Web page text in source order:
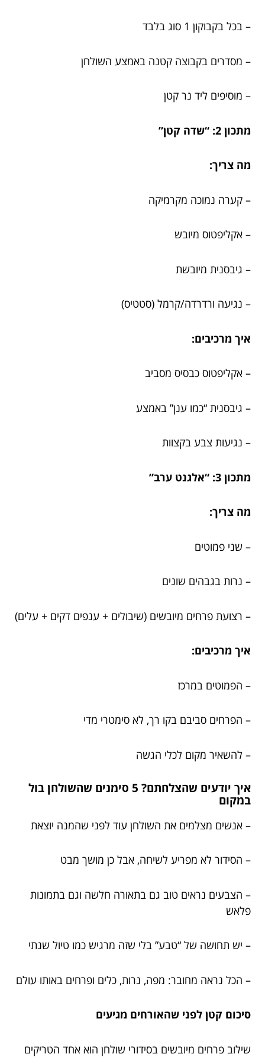
– בכל בקבוקון 1 סוג בלבד
– מסדרים בקבוצה קטנה באמצע השולחן
– מוסיפים ליד נר קטן
מתכון 2: “שדה קטן”
מה צריך:
– קערה נמוכה מקרמיקה
– אקליפטוס מיובש
– גיבסנית מיובשת
– נגיעה ורדרדה/קרמל (סטטיס)
איך מרכיבים:
– אקליפטוס כבסיס מסביב
– גיבסנית “כמו ענן” באמצע
– נגיעות צבע בקצוות
מתכון 3: “אלגנט ערב”
מה צריך:
– שני פמוטים
– נרות בגבהים שונים
– רצועת פרחים מיובשים (שיבולים + ענפים דקים + עלים)
איך מרכיבים:
– הפמוטים במרכז
– הפרחים סביבם בקו רך, לא סימטרי מדי
– להשאיר מקום לכלי הגשה
איך יודעים שהצלחתם? 5 סימנים שהשולחן בול
במקום
– אנשים מצלמים את השולחן עוד לפני שהמנה יוצאת
– הסידור לא מפריע לשיחה, אבל כן מושך מבט
– הצבעים נראים טוב גם בתאורה חלשה וגם בתמונות
פלאש
– יש תחושה של “טבע” בלי שזה מרגיש כמו טיול שנתי
– הכל נראה מחובר: מפה, נרות, כלים ופרחים באותו עולם
סיכום קטן לפני שהאורחים מגיעים
שילוב פרחים מיובשים בסידורי שולחן הוא אחד הטריקים